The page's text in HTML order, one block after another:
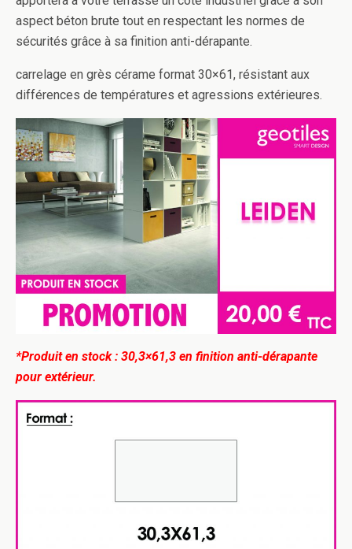
aspect béton brute tout en respectant les normes de
sécurités grâce à sa finition anti-dérapante.
carrelage en grès cérame format 30×61, résistant aux
différences de températures et agressions extérieures.
*Produit en stock : 30,3×61,3 en finition anti-dérapante
pour extérieur.